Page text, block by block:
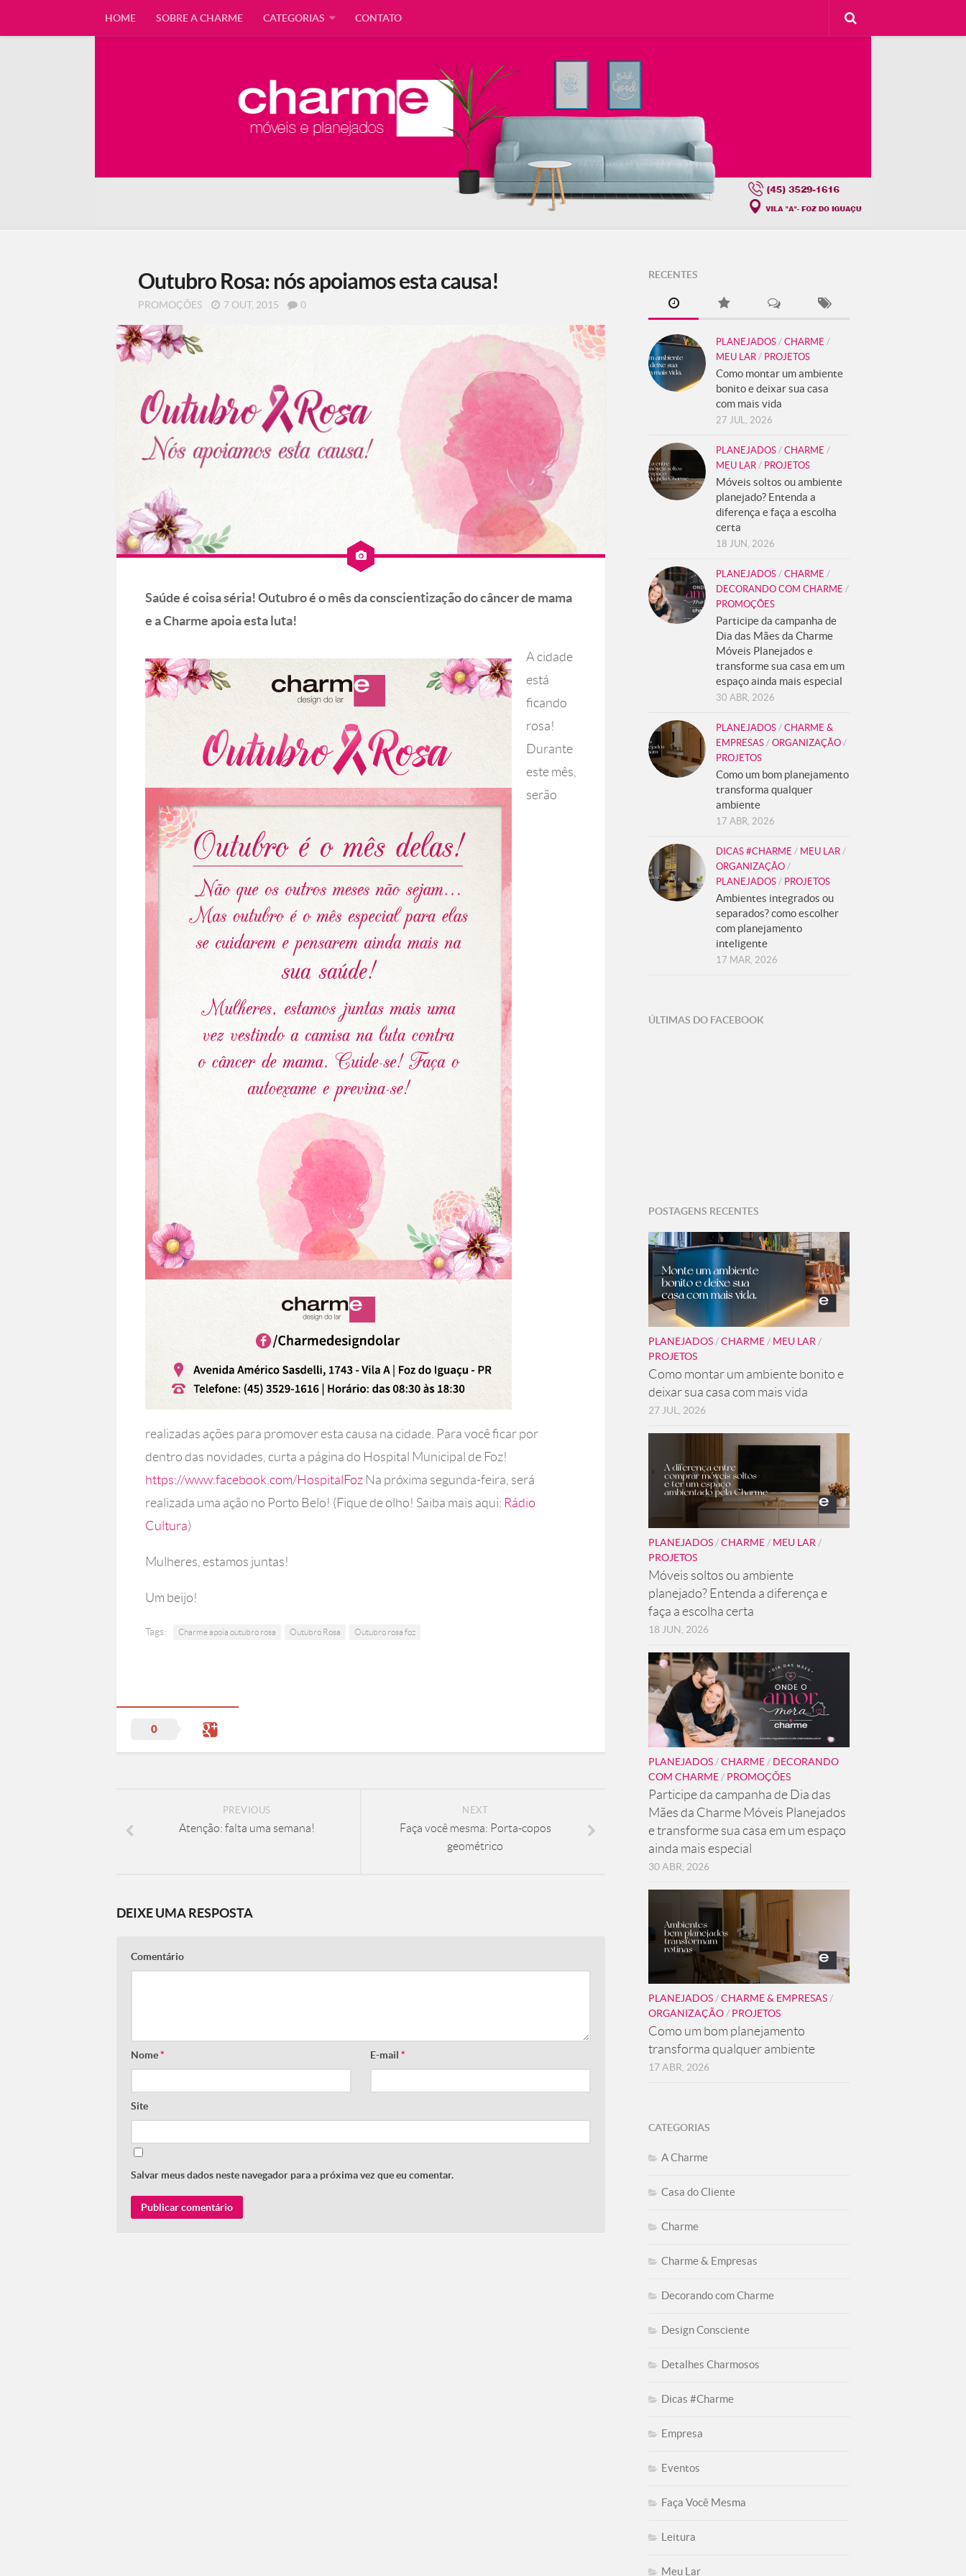
HOME SOBRE A CHARME CATEGORIAS CONTATO
Outubro Rosa: nós apoiamos esta causa!
PROMOÇÕES 7 OUT, 2015 0
Saúde é coisa séria! Outubro é o mês da conscientização do câncer de mama
e a Charme apoia esta luta!
A cidade
está
ficando
rosa!
Durante
este mês,
serão
realizadas ações para promover esta causa na cidade. Para você ficar por
dentro das novidades, curta a página do Hospital Municipal de Foz!
https://www.facebook.com/HospitalFoz Na próxima segunda-feira, será
realizada uma ação no Porto Belo! (Fique de olho! Saiba mais aqui: Rádio
Cultura)
Mulheres, estamos juntas!
Um beijo!
Tags: Charme apoia outubro rosa Outubro Rosa Outubro rosa foz
0
NEXT
Faça você mesma: Porta-copos
geométrico
PREVIOUS
Atenção: falta uma semana!
DEIXE UMA RESPOSTA
Comentário
Nome* E-mail *
Site
Salvar meus dados neste navegador para a próxima vez que eu comentar.
RECENTES
PLANEJADOS / CHARME /
MEU LAR / PROJETOS
Como montar um ambiente
bonito e deixar sua casa
com mais vida
27 JUL, 2026
PLANEJADOS / CHARME /
MEU LAR / PROJETOS
Móveis soltos ou ambiente
planejado? Entenda a
diferença e faça a escolha
certa
18 JUN, 2026
PLANEJADOS / CHARME /
DECORANDO COM CHARME /
PROMOÇÕES
Participe da campanha de
Dia das Mães da Charme
Móveis Planejados e
transforme sua casa em um
espaço ainda mais especial
30 ABR, 2026
PLANEJADOS / CHARME &
EMPRESAS / ORGANIZAÇÃO /
PROJETOS
Como um bom planejamento
transforma qualquer
ambiente
17 ABR, 2026
DICAS #CHARME / MEU LAR /
ORGANIZAÇÃO /
PLANEJADOS / PROJETOS
Ambientes integrados ou
separados? como escolher
com planejamento
inteligente
17 MAR, 2026
ÚLTIMAS DO FACEBOOK
POSTAGENS RECENTES
PLANEJADOS /CHARME / MEU LAR /
PROJETOS
Como montar um ambiente bonito e
deixar sua casa com mais vida
27 JUL, 2026
PLANEJADOS /CHARME / MEU LAR /
PROJETOS
Móveis soltos ou ambiente
planejado? Entenda a diferença e
faça a escolha certa
18 JUN, 2026
PLANEJADOS /CHARME / DECORANDO
COM CHARME / PROMOÇÕES
Participe da campanha de Dia das
Mães da Charme Móveis Planejados
e transforme sua casa em um espaço
ainda mais especial
30 ABR, 2026
PLANEJADOS/CHARME & EMPRESAS/
ORGANIZAÇÃO/ PROJETOS
Como um bom planejamento
transforma qualquer ambiente
17 ABR, 2026
CATEGORIAS
A Charme
Casa do Cliente
Charme
Charme & Empresas
Decorando com Charme
Design Consciente
Detalhes Charmosos
Dicas #Charme
Empresa
Eventos
Faça Você Mesma
Leitura
Meu Lar